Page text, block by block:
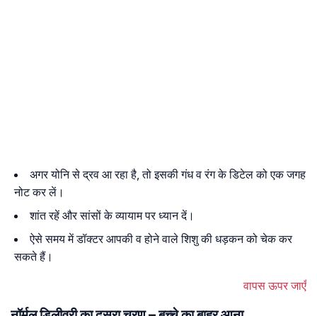
अगर योनि से द्रव आ रहा है, तो इसकी गंध व रंग के डिटेल को एक जगह
नोट कर लें।
शांत रहें और सांसों के व्यायाम पर ध्यान दें।
ऐसे समय में डॉक्टर आपकी व होने वाले शिशु की धड़कन को चेक कर
सकते हैं।
वापस ऊपर जाएँ